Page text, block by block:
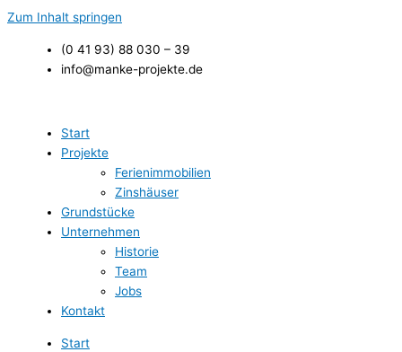
Zum Inhalt springen
(0 41 93) 88 030 – 39
info@manke-projekte.de
Start
Projekte
Ferienimmobilien
Zinshäuser
Grundstücke
Unternehmen
Historie
Team
Jobs
Kontakt
Start